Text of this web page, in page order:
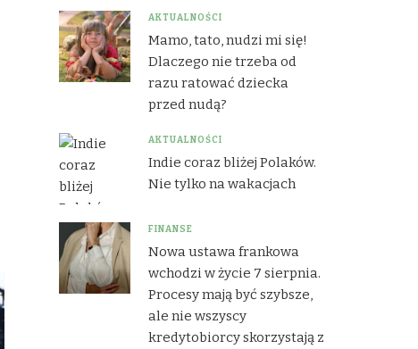
AKTUALNOŚCI
Mamo, tato, nudzi mi się!
Dlaczego nie trzeba od
razu ratować dziecka
przed nudą?
AKTUALNOŚCI
Indie coraz bliżej Polaków.
Nie tylko na wakacjach
FINANSE
Nowa ustawa frankowa
wchodzi w życie 7 sierpnia.
Procesy mają być szybsze,
ale nie wszyscy
kredytobiorcy skorzystają z